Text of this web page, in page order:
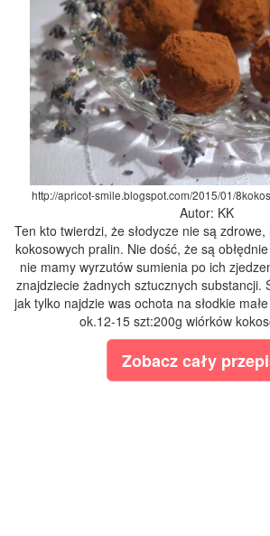
http://apricot-smile.blogspot.com/2015/01/
Autor: KK
Ten kto twierdzi, że słodycze nie są
kokosowych pralin. Nie dość, że są
nie mamy wyrzutów sumienia po ich
znajdziecie żadnych sztucznych substancji.
jak tylko najdzie was ochota na słodkie
ok.12-15 szt:200g wiórków
Zobacz cały